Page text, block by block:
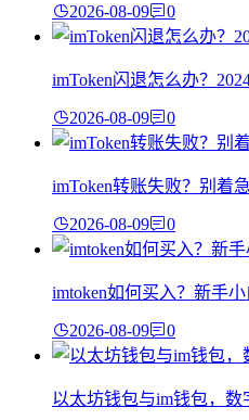
2026-08-09 0
imToken闪退怎么办？
2026-08-09 0
imToken转账失败？别着
2026-08-09 0
imtoken如何买入？新手
2026-08-09 0
以太坊钱包与im钱包，